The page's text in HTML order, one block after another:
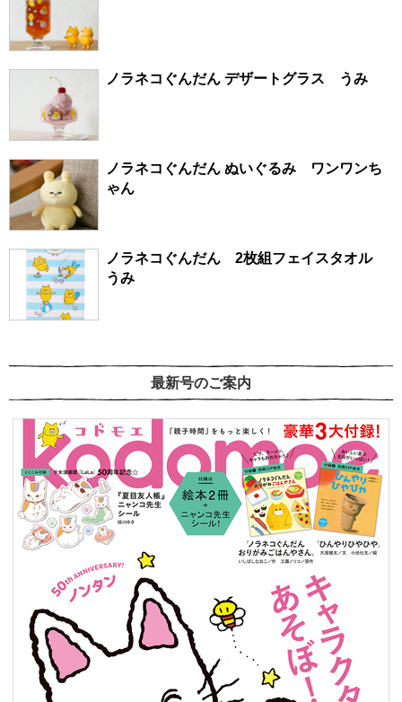
ノラネコぐんだん デザートグラス うみ
ノラネコぐんだん ぬいぐるみ ワンワンち
ゃん
ノラネコぐんだん 2枚組フェイスタオル
うみ
最新号のご案内